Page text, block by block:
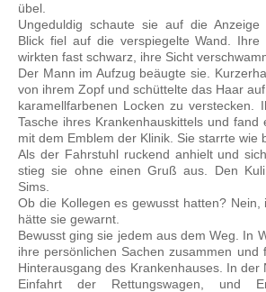
übel.
Ungeduldig schaute sie auf die
Blick fiel auf die verspiegelte Wand. Ihre
wirkten fast schwarz, ihre Sicht
Der Mann im Aufzug beäugte sie.
von ihrem Zopf und schüttelte das Haar
karamellfarbenen Locken zu verstecken.
Tasche ihres Krankenhauskittels und fand
mit dem Emblem der Klinik. Sie starrte wie
Als der Fahrstuhl ruckend anhielt und
stieg sie ohne einen Gruß aus. Den
Sims.
Ob die Kollegen es gewusst hatten? Nein,
hätte sie gewarnt.
Bewusst ging sie jedem aus dem Weg. In
ihre persönlichen Sachen zusammen und
Hinterausgang des Krankenhauses. In der
Einfahrt der Rettungswagen, und